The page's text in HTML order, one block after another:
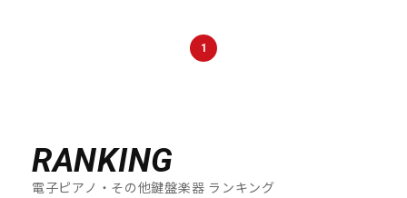
1
RANKING
電子ピアノ・その他鍵盤楽器 ランキング